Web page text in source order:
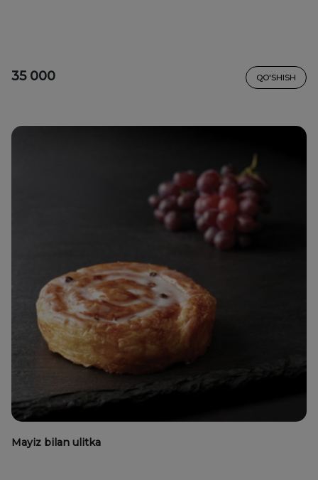
35 000 QO'SHISH
Mayiz bilan ulitka